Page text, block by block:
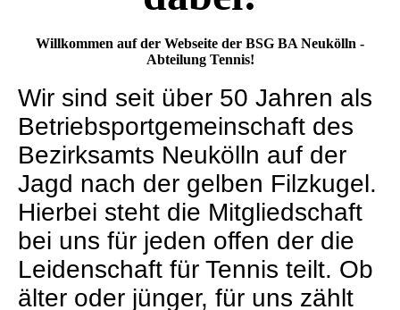
Willkommen auf der Webseite der BSG BA Neukölln -
Abteilung Tennis!
Wir sind seit über 50 Jahren als
Betriebsportgemeinschaft des
Bezirksamts Neukölln auf der
Jagd nach der gelben Filzkugel.
Hierbei steht die Mitgliedschaft
bei uns für jeden offen der die
Leidenschaft für Tennis teilt. Ob
älter oder jünger, für uns zählt